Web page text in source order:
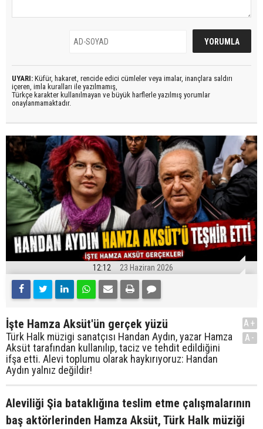
UYARI: Küfür, hakaret, rencide edici cümleler veya imalar, inançlara saldırı
içeren, imla kuralları ile yazılmamış,
Türkçe karakter kullanılmayan ve büyük harflerle yazılmış yorumlar
onaylanmamaktadır.
12:12 23 Haziran 2026
İşte Hamza Aksüt'ün gerçek yüzü
Türk Halk müzigi sanatçısı Handan Aydın, yazar Hamza
Aksüt tarafından kullanılıp, taciz ve tehdit edildiğini
ifşa etti. Alevi toplumu olarak haykırıyoruz: Handan
Aydın yalnız değildir!
A+
A-
Aleviliği Şia bataklığına teslim etme çalışmalarının
baş aktörlerinden Hamza Aksüt, Türk Halk müziği